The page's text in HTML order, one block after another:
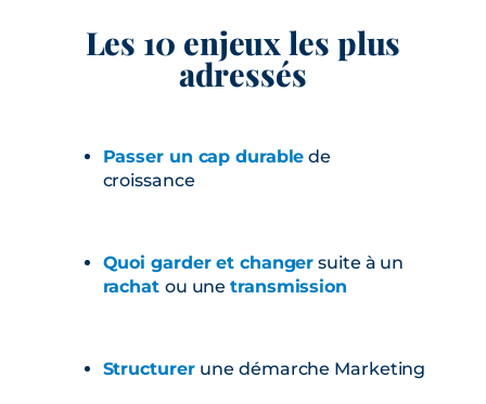
Les 10 enjeux les plus
adressés
Passer un cap durable de
croissance
Quoi garder et changer suite à un
rachat ou unetransmission
Structurer une démarche Marketing